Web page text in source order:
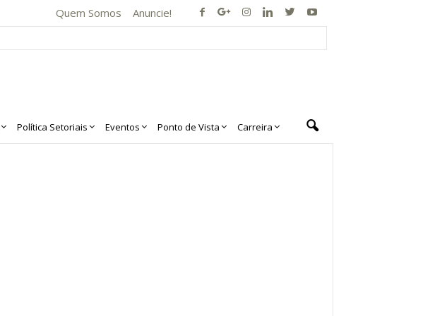
Quem Somos Anuncie!
Política Setoriais Eventos Ponto de Vista Carreira